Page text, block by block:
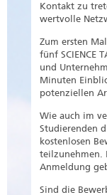
Kontakt zu
wertvolle
Zum ersten
fünf SCIENCE
und
Minuten
potenziellen
Wie auch im
Studierenden
kostenlosen
teilzunehmen.
Anmeldung
Sind die